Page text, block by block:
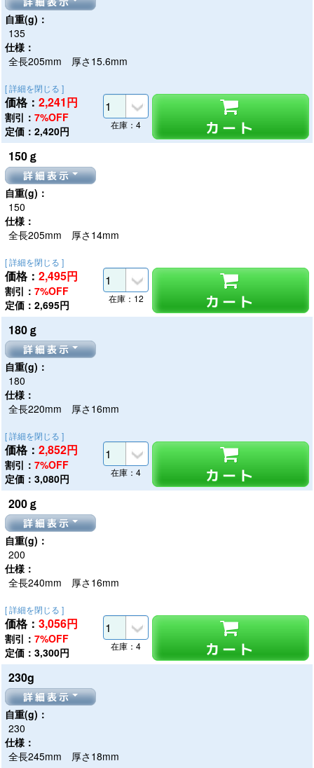
自重(g)：
135
仕様：
全長205mm 厚さ15.6mm
[ 詳細を閉じる ]
価格： 2,241円
割引： 7%OFF
定価：2,420円
カート
在庫：4
150ｇ
詳細表示
自重(g)：
150
仕様：
全長205mm 厚さ14mm
[ 詳細を閉じる ]
価格： 2,495円
割引： 7%OFF
定価：2,695円
カート
在庫：12
180ｇ
詳細表示
自重(g)：
180
仕様：
全長220mm 厚さ16mm
[ 詳細を閉じる ]
価格： 2,852円
割引： 7%OFF
定価：3,080円
カート
在庫：4
200ｇ
詳細表示
自重(g)：
200
仕様：
全長240mm 厚さ16mm
[ 詳細を閉じる ]
価格： 3,056円
割引： 7%OFF
定価：3,300円
カート
在庫：4
230g
詳細表示
自重(g)：
230
仕様：
全長245mm 厚さ18mm